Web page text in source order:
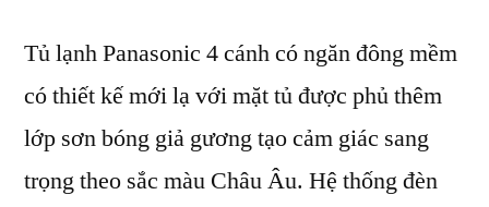
Tủ lạnh Panasonic 4 cánh có ngăn đông mềm
có thiết kế mới lạ với mặt tủ được phủ thêm
lớp sơn bóng giả gương tạo cảm giác sang
trọng theo sắc màu Châu Âu. Hệ thống đèn